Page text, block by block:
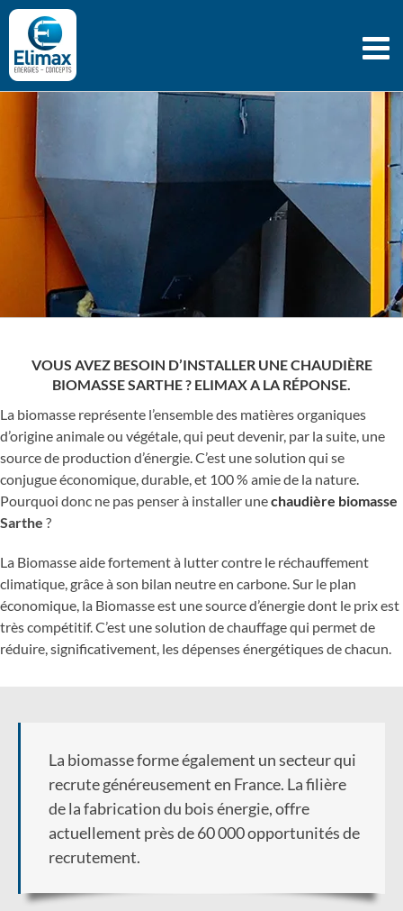
Passer
contenu
VOUS AVEZ BESOIN D’INSTALLER UNE CHAUDIÈRE
BIOMASSE SARTHE ? ELIMAX A LA RÉPONSE.
La biomasse représente l’ensemble des matières organiques
d’origine animale ou végétale, qui peut devenir, par la suite, une
source de production d’énergie. C’est une solution qui se
conjugue économique, durable, et 100 % amie de la nature.
Pourquoi donc ne pas penser à installer unechaudière biomasse
Sarthe ?
La Biomasse aide fortement à lutter contre le réchauffement
climatique, grâce à son bilan neutre en carbone. Sur le plan
économique, la Biomasse est une source d’énergie dont le prix est
très compétitif. C’est une solution de chauffage qui permet de
réduire, significativement, les dépenses énergétiques de chacun.
La biomasse forme également un secteur qui
recrute généreusement en France. La filière
de la fabrication du bois énergie, offre
actuellement près de 60 000 opportunités de
recrutement.